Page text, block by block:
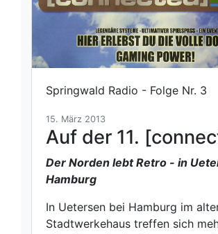
Springwald Radio - Folge Nr. 3
15. März 2013
Auf der 11.
Der Norden lebt Retro - in
Hamburg
In Uetersen bei Hamburg im
Stadtwerkehaus treffen sich